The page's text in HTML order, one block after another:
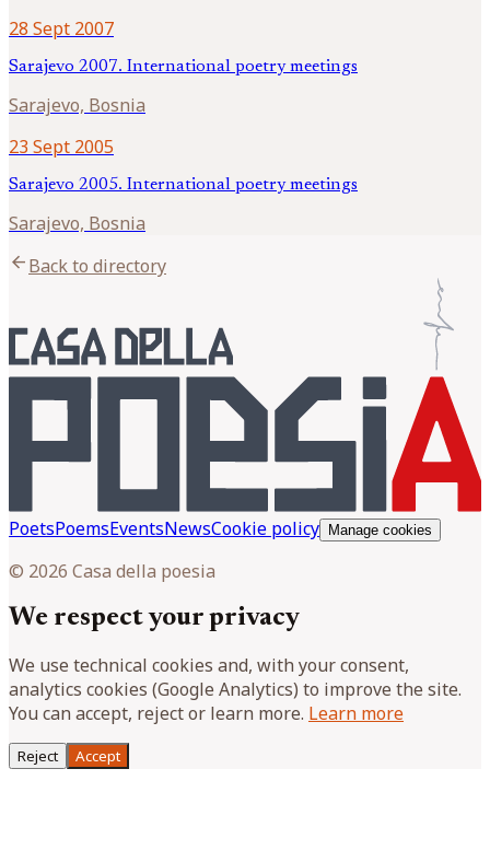
28 Sept 2007
Sarajevo 2007. International poetry meetings
Sarajevo, Bosnia
23 Sept 2005
Sarajevo 2005. International poetry meetings
Sarajevo, Bosnia
arrow_backBack to directory
PoetsPoemsEventsNewsCookie policy Manage cookies
© 2026 Casa della poesia
We respect your privacy
We use technical cookies and, with your consent,
analytics cookies (Google Analytics) to improve the site.
You can accept, reject or learn more. Learn more
Reject Accept